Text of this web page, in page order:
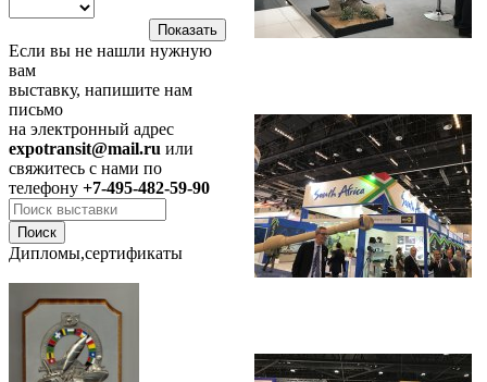
Если вы не нашли нужную
вам
выставку, напишите нам
письмо
на электронный адрес
expotransit@mail.ru или
свяжитесь с нами по
телефону +7-495-482-59-90
Дипломы,сертификаты